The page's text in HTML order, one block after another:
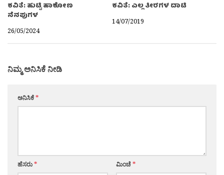
ಕವಿತೆ: ಹುಟ್ಟಿ ಹಾಕೋಣ
ನೆನಪುಗಳ
26/05/2024
ಕವಿತೆ: ಎಲ್ಲ ತೀರಗಳ ದಾಟಿ
14/07/2019
ನಿಮ್ಮ ಅನಿಸಿಕೆ ನೀಡಿ
ಅನಿಸಿಕೆ*
ಹೆಸರು* ಮಿಂಚೆ*